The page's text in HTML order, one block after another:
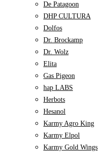
De Patagoon
DHP CULTURA
Dolfos
Dr. Brockamp
Dr. Wolz
Elita
Gas Pigeon
hap LABS
Herbots
Hesanol
Karmy Agro King
Karmy Elpol
Karmy Gold Wings